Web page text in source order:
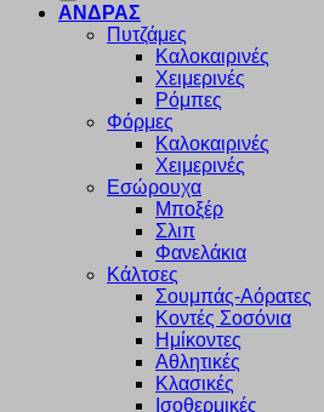
ΑΝΔΡΑΣ
Πυτζάμες
Καλοκαιρινές
Χειμερινές
Ρόμπες
Φόρμες
Καλοκαιρινές
Χειμερινές
Εσώρουχα
Μποξέρ
Σλιπ
Φανελάκια
Κάλτσες
Σουμπάς-Αόρατες
Κοντές Σοσόνια
Ημίκοντες
Αθλητικές
Κλασικές
Ισοθερμικές